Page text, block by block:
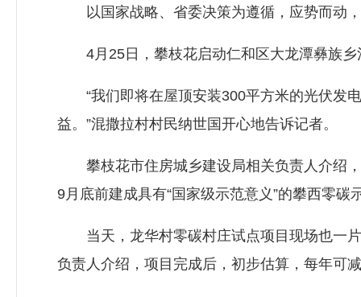
以国家战略、省委决策为遵循，应势而动，
4月25日，攀枝花启动仁和区大龙潭彝族乡
“我们即将在屋顶安装300平方米的光伏发电
益。”混撒拉村村民纳世国开心地告诉记者。
攀枝花市住房城乡建设局相关负责人介绍，
9月底前建成具有“国家级示范意义”的攀西零
当天，龙华村零碳村庄试点项目现场也一片
负责人介绍，项目完成后，初步估算，每年可